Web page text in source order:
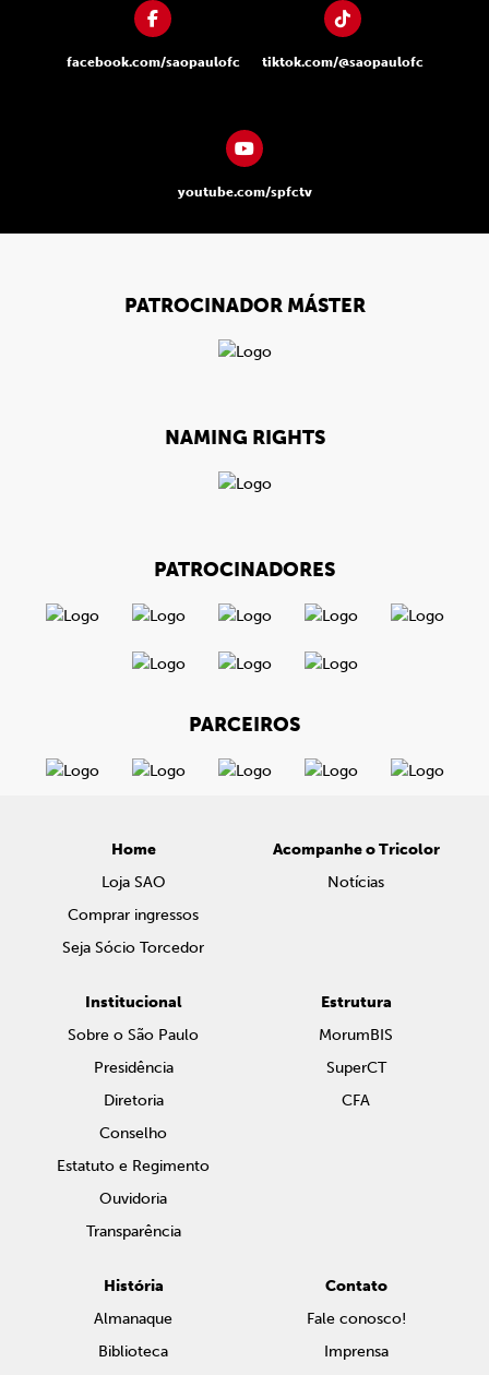
facebook.com/saopaulofc tiktok.com/@saopaulofc
youtube.com/spfctv
PATROCINADOR MÁSTER
NAMING RIGHTS
PATROCINADORES
PARCEIROS
Home
Loja SAO
Comprar ingressos
Seja Sócio Torcedor
Acompanhe o Tricolor
Notícias
Institucional
Sobre o São Paulo
Presidência
Diretoria
Conselho
Estatuto e Regimento
Ouvidoria
Transparência
Estrutura
MorumBIS
SuperCT
CFA
História
Almanaque
Biblioteca
Contato
Fale conosco!
Imprensa